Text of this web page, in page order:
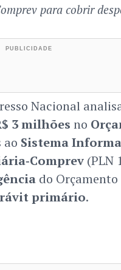
para cobrir
Nacional
3 milhões no
ao Sistema
(PLN
do Orçamento
primário.